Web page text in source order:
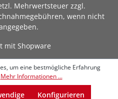
Mehrwertsteuer zzgl.
wenn nicht
mit Shopware
um eine bestmögliche Erfahrung
Mehr Informationen ...
Konfigurieren